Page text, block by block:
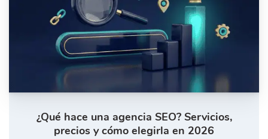
¿Qué hace una agencia SEO? Servicios,
precios y cómo elegirla en 2026